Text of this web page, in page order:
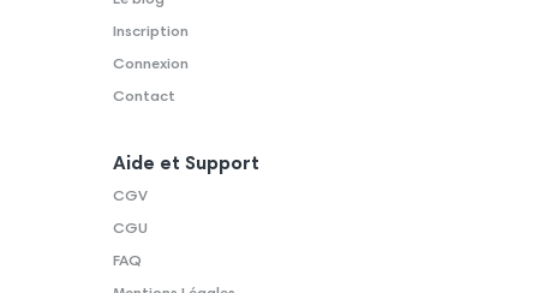
Inscription
Connexion
Contact
Aide et Support
CGV
CGU
FAQ